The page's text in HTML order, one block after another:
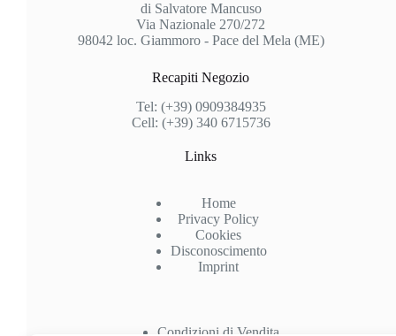
di Salvatore Mancuso
Via Nazionale 270/272
98042 loc. Giammoro - Pace del Mela (ME)
Recapiti Negozio
Tel: (+39) 0909384935
Cell: (+39) 340 6715736
Links
Home
Privacy Policy
Cookies
Disconoscimento
Imprint
Condizioni di Vendita